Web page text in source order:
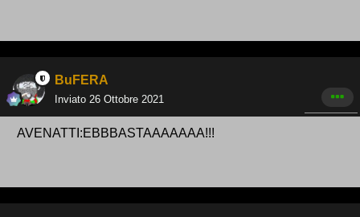
BuFERA
Inviato 26 Ottobre 2021
AVENATTI:EBBBASTAAAAAAA!!!